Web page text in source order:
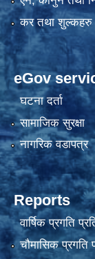
कर तथा शुल्कहरु
eGov
घटना दर्ता
सामाजिक सुरक्षा
नागरिक वडापत्र
Reports
वार्षिक प्रगति
चौमासिक प्रगति